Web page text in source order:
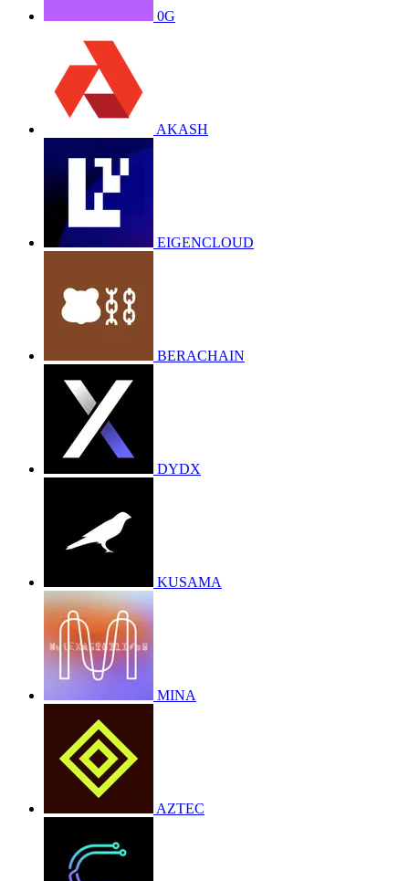
0G
AKASH
EIGENCLOUD
BERACHAIN
DYDX
KUSAMA
MINA
AZTEC